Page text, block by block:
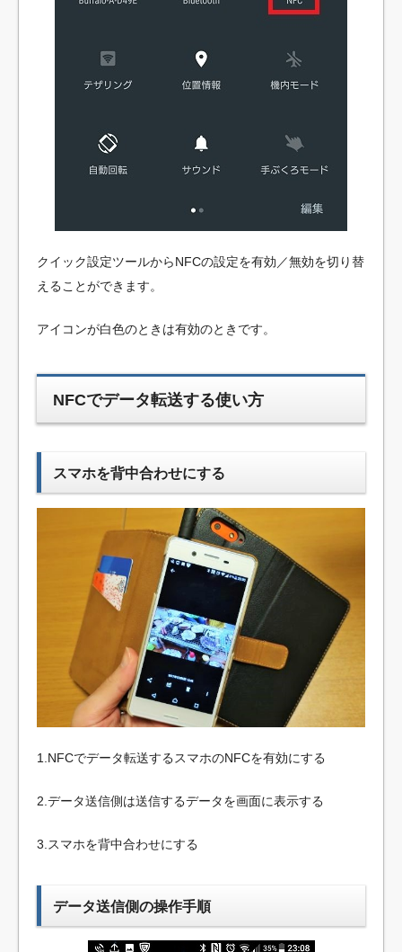
クイック設定ツールからNFCの設定を有効／無効を切り替
えることができます。
アイコンが白色のときは有効のときです。
NFCでデータ転送する使い方
スマホを背中合わせにする
1.NFCでデータ転送するスマホのNFCを有効にする
2.データ送信側は送信するデータを画面に表示する
3.スマホを背中合わせにする
データ送信側の操作手順